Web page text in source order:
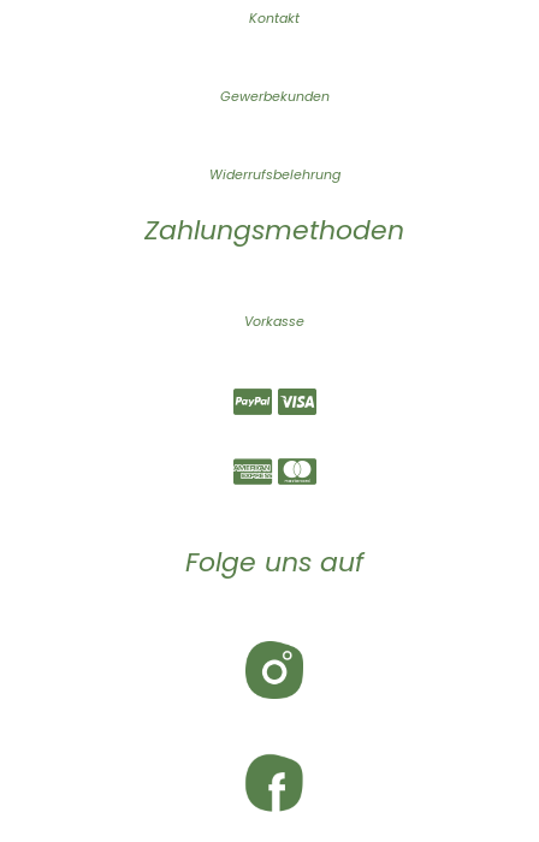
Kontakt
Gewerbekunden
Widerrufsbelehrung
Zahlungsmethoden
Vorkasse
Folge uns auf